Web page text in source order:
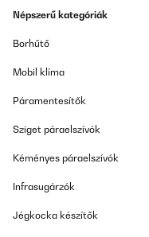
fuera pero la marca
sea importante es
fuera en invierno, por
Usuario/a de amazon
bonne qualité,
Népszerű kategóriák
Borhűtő
Mobil klíma
Páramentesítők
Sziget páraelszívók
Kéményes páraelszívók
Infrasugárzók
Jégkocka készítők